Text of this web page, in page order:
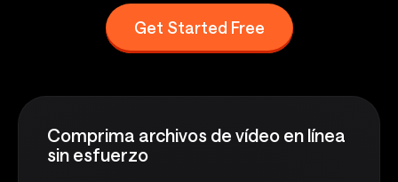
Get Started Free
Comprima archivos de vídeo en línea
sin esfuerzo